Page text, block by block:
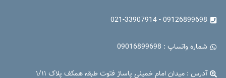
09126899698 - 021-33907914
شماره واتساپ : 09016899698
آدرس : میدان امام خمینی پاساژ فتوت طبقه همکف پلاک ۱/۱۱